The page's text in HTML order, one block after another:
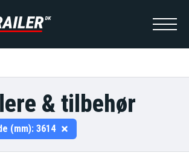
& tilbehør
(mm): 3614